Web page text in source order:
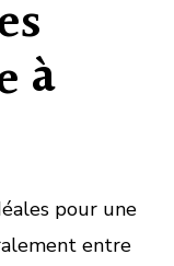
à
pour une
entre